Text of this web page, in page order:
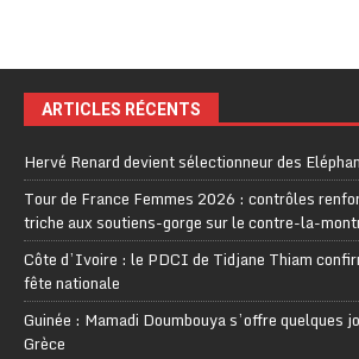
ARTICLES RÉCENTS
Hervé Renard devient sélectionneur des
Tour de France Femmes 2026 : contrôles
triche aux soutiens-gorge sur le contre-la-
Côte d’Ivoire : le PDCI de Tidjane Thiam
fête nationale
Guinée : Mamadi Doumbouya s’offre quelques
Grèce